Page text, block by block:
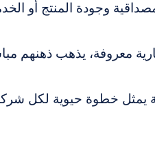
وجودة المنتج أو
معروفة، يذهب ذهنهم
يمثل خطوة حيوية لكل